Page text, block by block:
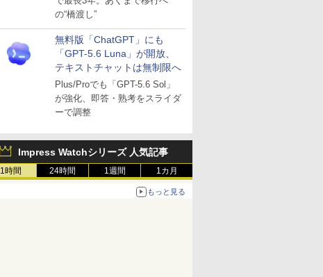
の“橋渡し”
無料版「ChatGPT」にも
「GPT-5.6 Luna」が開放、
テキストチャットは無制限へ
Plus/Proでも「GPT-5.6 Sol」
が強化、即答・熟考をスライダ
ーで調整
Impress Watchシリーズ 人気記事
1時間 24時間 1週間 1カ月
もっと見る